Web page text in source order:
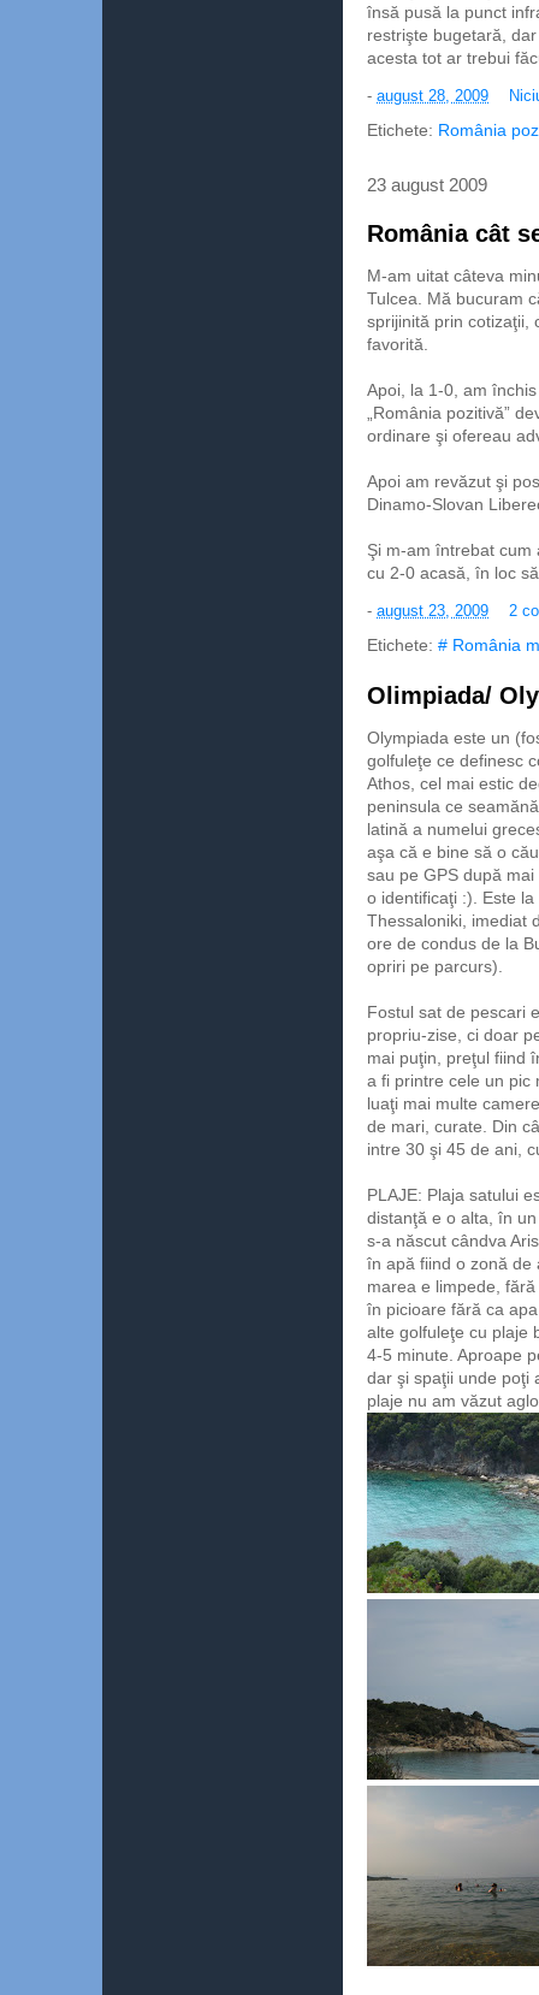
însă pusă la punct
restrişte bugetară,
acesta tot ar trebui
- august 28, 2009
Etichete: România
23 august 2009
România cât
M-am uitat câteva
Tulcea. Mă bucuram
sprijinită prin cotizaţii,
favorită.
Apoi, la 1-0, am
„România pozitivă”
ordinare şi ofereau
Apoi am revăzut şi
Dinamo-Slovan
Şi m-am întrebat cum
cu 2-0 acasă, în loc
- august 23, 2009 2
Etichete: # România
Olimpiada/
Olympiada este un
golfuleţe ce definesc
Athos, cel mai estic
peninsula ce
latină a numelui
aşa că e bine să o
sau pe GPS după
o identificaţi :). Este
Thessaloniki, imediat
ore de condus de la
opriri pe parcurs).
Fostul sat de pescari
propriu-zise, ci doar
mai puţin, preţul fiind
a fi printre cele un pic
luaţi mai multe
de mari, curate. Din
intre 30 şi 45 de ani,
PLAJE: Plaja satului
distanţă e o alta, în
s-a născut cândva
în apă fiind o zonă de
marea e limpede,
în picioare fără ca
alte golfuleţe cu plaje
4-5 minute. Aproape
dar şi spaţii unde poţi
plaje nu am văzut